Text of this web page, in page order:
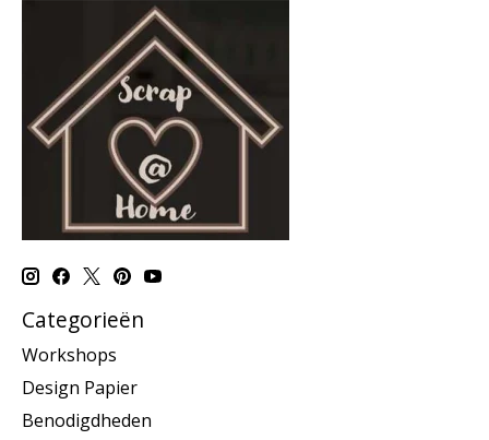
Categorieën
Workshops
Design Papier
Benodigdheden